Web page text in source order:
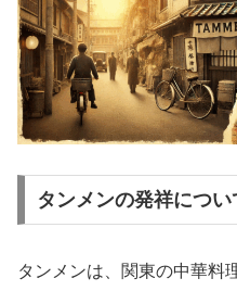
タンメンの発祥につい
タンメンは、関東の中華料